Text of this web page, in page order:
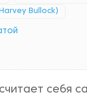
Bullock)
себя